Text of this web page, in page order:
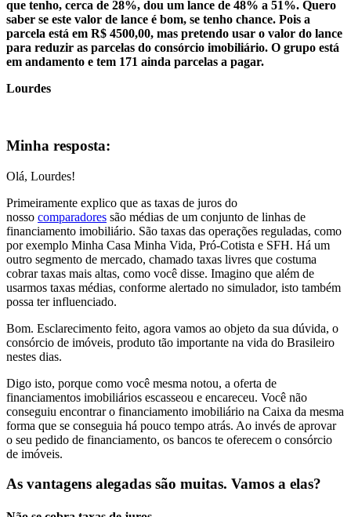
que tenho, cerca de 28%, dou um lance de 48% a 51%. Quero
saber se este valor de lance é bom, se tenho chance. Pois a
parcela está em R$ 4500,00, mas pretendo usar o valor do lance
para reduzir as parcelas do consórcio imobiliário. O grupo está
em andamento e tem 171 ainda parcelas a pagar.
Lourdes
Minha resposta:
Olá, Lourdes!
Primeiramente explico que as taxas de juros do
nosso comparadores são médias de um conjunto de linhas de
financiamento imobiliário. São taxas das operações reguladas, como
por exemplo Minha Casa Minha Vida, Pró-Cotista e SFH. Há um
outro segmento de mercado, chamado taxas livres que costuma
cobrar taxas mais altas, como você disse. Imagino que além de
usarmos taxas médias, conforme alertado no simulador, isto também
possa ter influenciado.
Bom. Esclarecimento feito, agora vamos ao objeto da sua dúvida, o
consórcio de imóveis, produto tão importante na vida do Brasileiro
nestes dias.
Digo isto, porque como você mesma notou, a oferta de
financiamentos imobiliários escasseou e encareceu. Você não
conseguiu encontrar o financiamento imobiliário na Caixa da mesma
forma que se conseguia há pouco tempo atrás. Ao invés de aprovar
o seu pedido de financiamento, os bancos te oferecem o consórcio
de imóveis.
As vantagens alegadas são muitas. Vamos a elas?